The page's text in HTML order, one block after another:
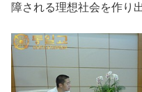
障される理想社会を作り